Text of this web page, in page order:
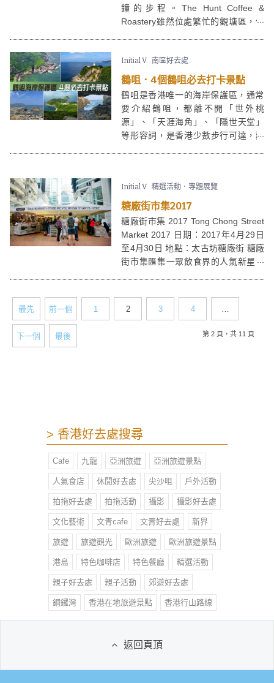
鐘的步程。The Hunt Coffee &
Roastery雖然位處繁忙的觀塘區，但
Hunt Coffee & Roastery提供的咖啡
和餐點，用餐體驗不錯。
Initial V. 南區好去處
鶴咀．4個鶴咀必去打卡景點
鶴咀是香港唯一的海岸保護區，通常
要介紹鶴咀，都離不開「世外桃
源」、「天涯海角」、「隱世天堂」
等形容詞，是香港少數步行可達，難
研究所，最後是一幕幕由大海、洞
穴、巨石演出的「鶴咀大自然交響
樂」... 鶴咀之旅，適合喜歡尋幽探秘
的你。
Initial V. 精選活動．專題展覽
糖廠街市集2017
糖廠街市集 2017 Tong Chong Street
Market 2017 日期：2017年4月29日
至4月30日 地點：太古坊糖廠街 糖廠
街市集匯集一眾飲食界的人氣新星，
大家毋須頻頻撲撲，實行一次過滿足
最先 前一個 1 2 3 4 …
下一個 最後 第 2 頁，共 11 頁
> 香港好去處搜尋
Cafe 九龍 亞洲旅遊 亞洲旅遊景點
人氣食店 休閒好去處 尖沙咀 戶外活動
拍拖好去處 拍拖活動 攝影 攝影好去處
文化藝術 文青cafe 文青好去處 新界
旅遊 旅遊觀光 歐洲旅遊 歐洲旅遊景點
港島 特色咖啡店 特色餐廳 精選活動
親子好去處 親子活動 郊遊好去處
銅鑼灣 香港在地旅遊景點 香港行山路線
返回頁頂